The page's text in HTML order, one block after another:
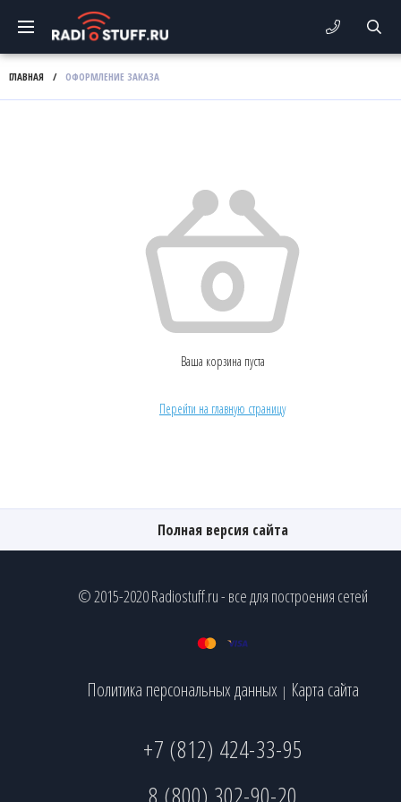
ГЛАВНАЯ / ОФОРМЛЕНИЕ ЗАКАЗА
Ваша корзина пуста
Перейти на главную страницу
Полная версия сайта
© 2015-2020 Radiostuff.ru - все для построения сетей
Политика персональных данных | Карта сайта
+7 (812) 424-33-95